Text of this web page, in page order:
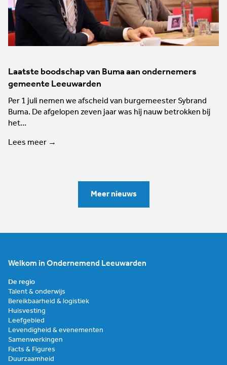
Laatste boodschap van Buma aan ondernemers
gemeente Leeuwarden
Per 1 juli nemen we afscheid van burgemeester Sybrand
Buma. De afgelopen zeven jaar was hij nauw betrokken bij
het…
Lees meer →
Meer nieuws
Welkom in Ondernemend Leeuwarden
De regio
Talent & onderwijs
Bereikbaarheid & logistiek
Huisvesting
Leefgebied
Levendigheid & evenementen
Samenwerkingen
Facts & Figures
Duurzaamheid